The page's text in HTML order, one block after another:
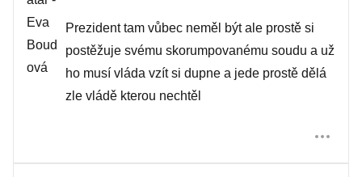
Prezident tam vůbec neměl být ale prostě si
postěžuje svému skorumpovanému soudu a už
ho musí vláda vzít si dupne a jede prostě dělá
zle vládě kterou nechtěl